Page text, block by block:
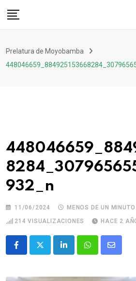
Prelatura de Moyobamba
932_n
11/06/2024
MENOS DE UN MINUTO
214 VISUALIZACIONES HACE 2